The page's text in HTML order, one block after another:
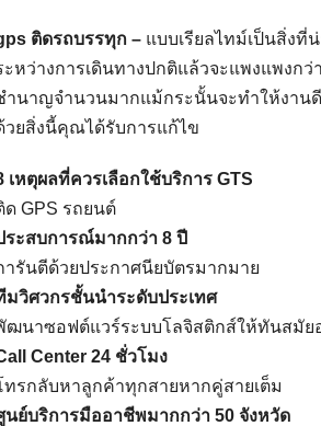
ติดรถบรรทุก – แบบเรียลไทม์เป็นสิ่ง
ะหว่างการเดินทางปกติแล้วจะแพงแพงก
ำนาญจำนวนมากแม้กระนั้นจะทำให้งาน
วยสิ่งนี้คุณได้รับการแก้ไข
เหตุผลที่ควรเลือกใช้บริการ GTS​
ด GPS รถยนต์
ระสบการณ์มากกว่า 8 ปี
ารันตีด้วยประกาศนียบัตรมากมาย
มวิศวกรชั้นนำระดับประเทศ
ฒนาซอฟต์แวร์ระบบโลจิสติกส์ให้ทันสมัย
Center 24 ชั่วโมง
ทรกลับหาลูกค้าทุกสายหากคู่สายเต็ม
นย์บริการมืออาชีพมากกว่า 50 จังหวัด